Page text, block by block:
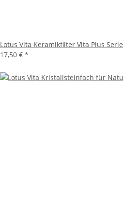
Lotus Vita Keramikfilter Vita Plus Serie
17,50 € *